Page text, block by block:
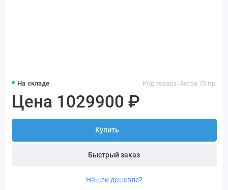
На складе Код товара: Астра 75 пр.
Цена 1029900 ₽
Купить
Быстрый заказ
Нашли дешевле?